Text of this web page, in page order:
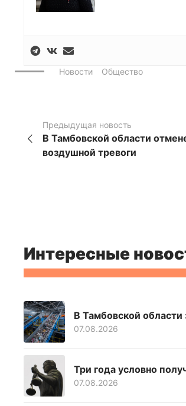
Новости Общество
Предыдущая новость
В Тамбовской области
воздушной тревоги
Интересные
В Тамбовской
07.08.2026
Три года условно
07.08.2026